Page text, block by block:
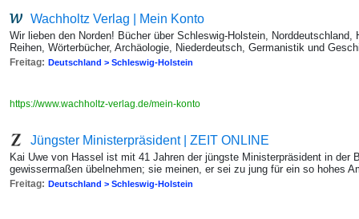
Wachholtz Verlag | Mein Konto
Wir lieben den Norden! Bücher über Schleswig-Holstein,
Reihen, Wörterbücher, Archäologie, Niederdeutsch, Germanistik und
Freitag: Deutschland > Schleswig-Holstein
https://www.wachholtz-verlag.de/mein-konto
Jüngster Ministerpräsident | ZEIT ONLINE
Kai Uwe von Hassel ist mit 41 Jahren der jüngste Ministerpräsident in der
gewissermaßen übelnehmen; sie meinen, er sei zu jung für ein so hohes
Freitag: Deutschland > Schleswig-Holstein